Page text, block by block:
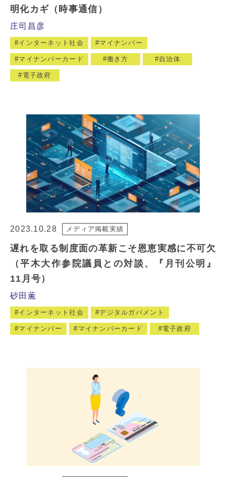
明化カギ（時事通信）
庄司昌彦
インターネット社会 マイナンバー
マイナンバーカード 働き方 自治体
電子政府
2023.10.28 メディア掲載実績
遅れを取る制度面の革新こそ恩恵実感に不可欠
（平木大作参院議員との対談、『月刊公明』
11月号）
砂田薫
インターネット社会 デジタルガバメント
マイナンバー マイナンバーカード 電子政府